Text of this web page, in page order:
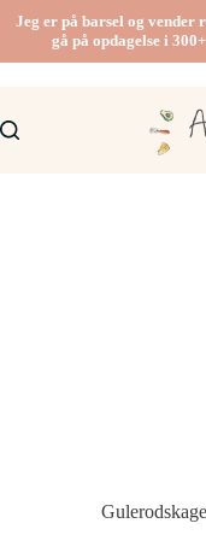
indhold
Jeg er på barsel og vender
gå på opdagelse i